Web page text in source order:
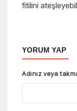
fitilini
YORUM YAP
Adınız veya